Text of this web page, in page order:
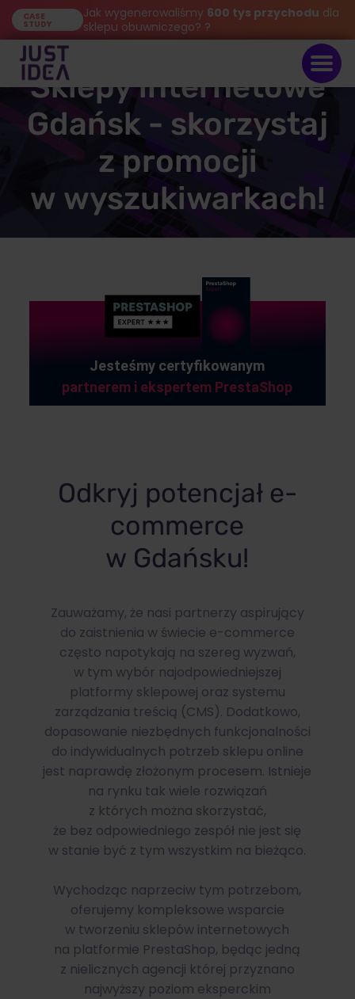
CASE
STUDY
Jak wygenerowaliśmy 600 tys przychodu dla
sklepu obuwniczego? ?
Sklepy internetowe
Gdańsk - skorzystaj
z promocji
w wyszukiwarkach!
Jesteśmy certyfikowanym
partnerem i ekspertem PrestaShop
Odkryj potencjał e-
commerce
w Gdańsku!
Zauważamy, że nasi partnerzy aspirujący
do zaistnienia w świecie e-commerce
często napotykają na szereg wyzwań,
w tym wybór najodpowiedniejszej
platformy sklepowej oraz systemu
zarządzania treścią (CMS). Dodatkowo,
dopasowanie niezbędnych funkcjonalności
do indywidualnych potrzeb sklepu online
jest naprawdę złożonym procesem. Istnieje
na rynku tak wiele rozwiązań
z których można skorzystać,
że bez odpowiedniego zespół nie jest się
w stanie być z tym wszystkim na bieżąco.
Wychodząc naprzeciw tym potrzebom,
oferujemy kompleksowe wsparcie
w tworzeniu sklepów internetowych
na platformie PrestaShop, będąc jedną
z nielicznych agencji której przyznano
najwyższy poziom eksperckim